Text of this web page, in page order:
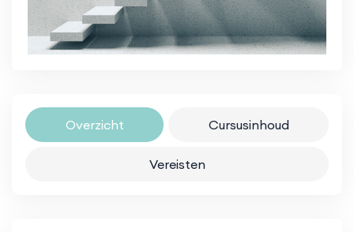
Overzicht Cursusinhoud
Vereisten